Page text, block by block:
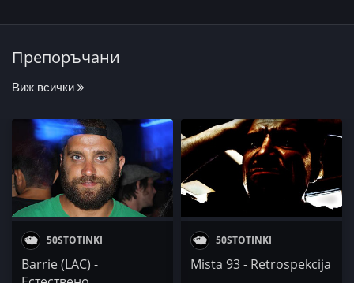
Препоръчани
Виж всички
50STOTINKI
Barrie (LAC) -
50STOTINKI
Mista 93 - Retrospekcija